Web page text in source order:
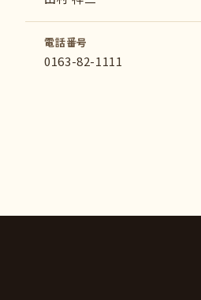
電話番号
0163-82-1111